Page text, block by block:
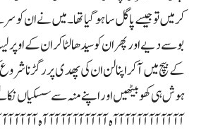
کر میں تو جیسے پاگل سا ہو گیا تھا۔ میں نے ان
بوسے دیے اور پھر ان کو سیدھا لٹا کر ان کے اوپر
کے بیچ میں آ کر اپنا لن ان کی پھدی پر رگڑنا
ہوش ہی کھو بیٹھیں اور اپنے منہ سے سسکیاں
آآآآآآآآآآآآہ آآآآآآآآآآآہ